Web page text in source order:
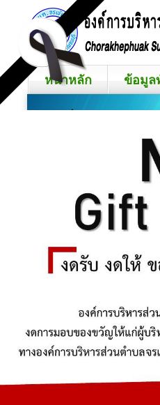
หน้าหลัก ข้อมูล